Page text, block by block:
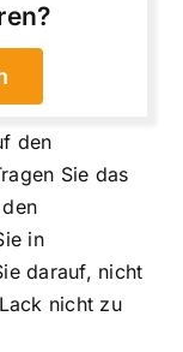
den
Sie das
in
darauf, nicht
nicht zu